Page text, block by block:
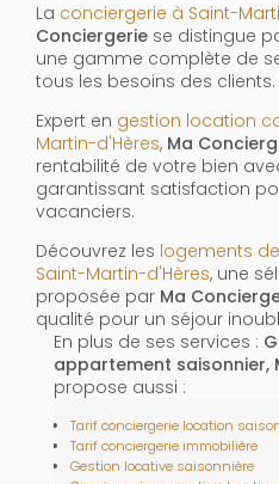
La conciergerie à Saint-
Conciergerie se distingue
une gamme complète de
tous les besoins des clients.
Expert en gestion location
Martin-d'Hères, Ma
rentabilité de votre bien
garantissant satisfaction
vacanciers.
Découvrez les logements
Saint-Martin-d'Hères, une
proposée par Ma
qualité pour un séjour
En plus de ses services :
appartement saisonnier,
propose aussi :
Tarif conciergerie location
Tarif conciergerie immobilière
Gestion locative saisonnière